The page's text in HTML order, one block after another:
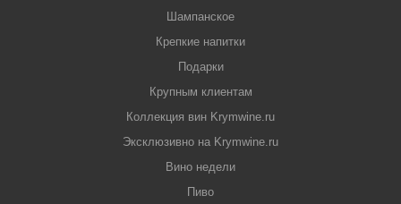
Шампанское
Крепкие напитки
Подарки
Крупным клиентам
Коллекция вин Krymwine.ru
Эксклюзивно на Krymwine.ru
Вино недели
Пиво